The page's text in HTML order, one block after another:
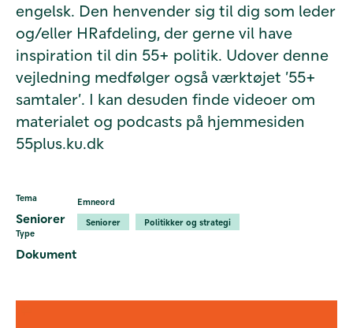
engelsk. Den henvender sig til dig som leder
og/eller HRafdeling, der gerne vil have
inspiration til din 55+ politik. Udover denne
vejledning medfølger også værktøjet ’55+
samtaler’. I kan desuden finde videoer om
materialet og podcasts på hjemmesiden
55plus.ku.dk
Tema
Seniorer
Type
Dokument
Emneord
Seniorer
Politikker og strategi